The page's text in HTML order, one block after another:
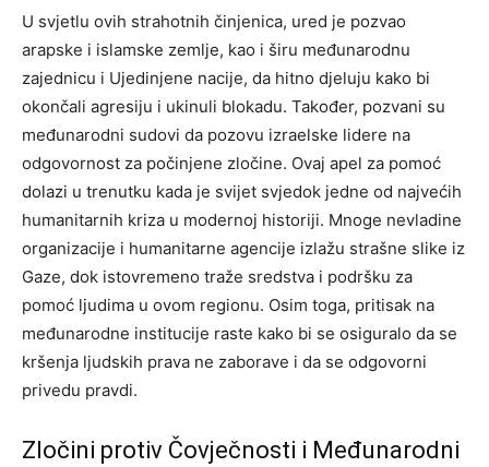
U svjetlu ovih strahotnih činjenica, ured je pozvao
arapske i islamske zemlje, kao i širu međunarodnu
zajednicu i Ujedinjene nacije, da hitno djeluju kako bi
okončali agresiju i ukinuli blokadu. Također, pozvani su
međunarodni sudovi da pozovu izraelske lidere na
odgovornost za počinjene zločine. Ovaj apel za pomoć
dolazi u trenutku kada je svijet svjedok jedne od najvećih
humanitarnih kriza u modernoj historiji. Mnoge nevladine
organizacije i humanitarne agencije izlažu strašne slike iz
Gaze, dok istovremeno traže sredstva i podršku za
pomoć ljudima u ovom regionu. Osim toga, pritisak na
međunarodne institucije raste kako bi se osiguralo da se
kršenja ljudskih prava ne zaborave i da se odgovorni
privedu pravdi.
Zločini protiv Čovječnosti i Međunarodni